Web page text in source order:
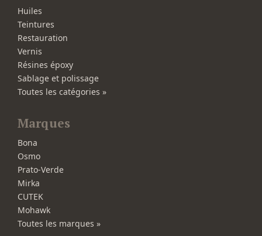
Huiles
Teintures
Restauration
Vernis
Résines époxy
Sablage et polissage
Toutes les catégories »
Marques
Bona
Osmo
Prato-Verde
Mirka
CUTEK
Mohawk
Toutes les marques »